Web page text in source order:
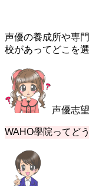
声優の養成所や専
校があってどこを
声優志
WAHO學院ってど